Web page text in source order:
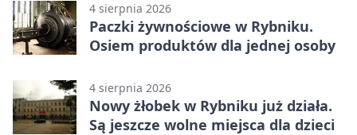
4 sierpnia 2026
Paczki żywnościowe w Rybniku.
Osiem produktów dla jednej osoby
4 sierpnia 2026
Nowy żłobek w Rybniku już działa.
Są jeszcze wolne miejsca dla dzieci